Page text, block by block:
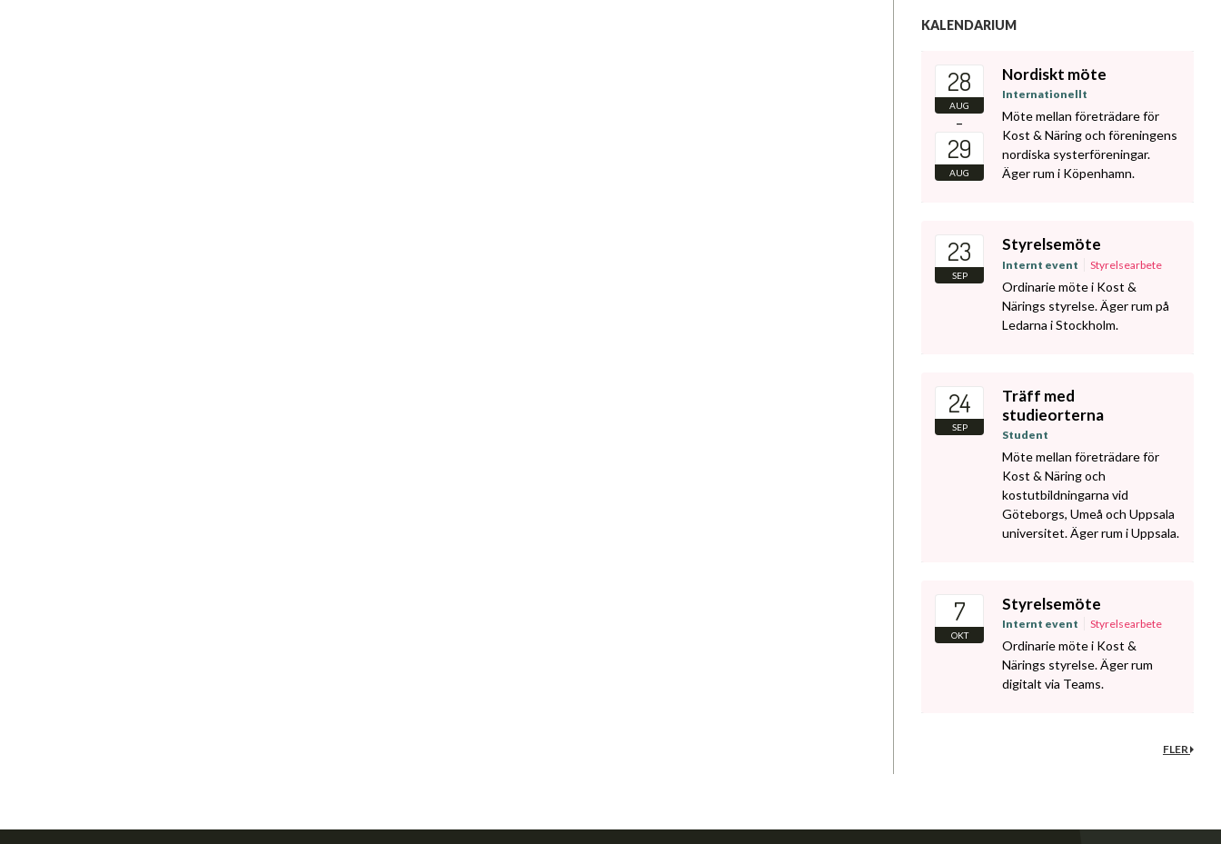
KALENDARIUM
28
AUG
–
29
AUG
Nordiskt möte
Internationellt
Möte mellan företrädare för
Kost & Näring och föreningens
nordiska systerföreningar.
Äger rum i Köpenhamn.
23
SEP
Styrelsemöte
Internt event Styrelsearbete
Ordinarie möte i Kost &
Närings styrelse. Äger rum på
Ledarna i Stockholm.
24
SEP
Träff med
studieorterna
Student
Möte mellan företrädare för
Kost & Näring och
kostutbildningarna vid
Göteborgs, Umeå och Uppsala
universitet. Äger rum i Uppsala.
7
OKT
Styrelsemöte
Internt event Styrelsearbete
Ordinarie möte i Kost &
Närings styrelse. Äger rum
digitalt via Teams.
FLER